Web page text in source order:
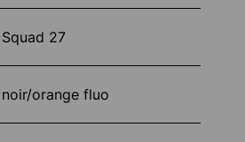
Squad 27
noir/orange fluo